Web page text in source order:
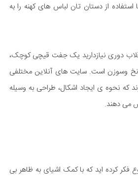
از دستان تان لباس های کهنه را به
دوری نیازدارید یک جفت قیچی کوچک،
وسوزن است. سایت های آنلاین مختلفی
که نحوه ی ایجاد اشکال، طراحی به وسیله
می دهند.
فکر کرده اید که با کمک اشیای به ظاهر بی